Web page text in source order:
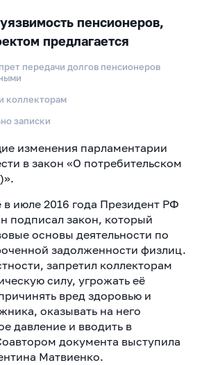
пенсионеров,
предлагается
передачи долгов пенсионеров
коллекторам
записки
изменения парламентарии
в закон «О потребительском
июле 2016 года Президент РФ
подписал закон, который
основы деятельности по
задолженности физлиц.
запретил коллекторам
силу, угрожать её
вред здоровью и
оказывать на него
давление и вводить в
документа выступила
Матвиенко.